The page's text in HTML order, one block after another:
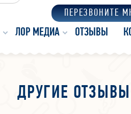
ПЕРЕЗВОНИТЕ
ЛОР МЕДИА ОТЗЫВЫ
ДРУГИЕ ОТЗЫВЫ